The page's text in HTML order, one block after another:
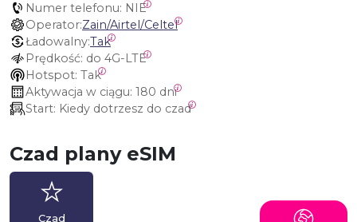
Numer telefonu: NIE
Operator:Zain/Airtel/Celtel
Ładowalny:Tak
Prędkość: do 4G-LTE
Hotspot: Tak
Aktywacja w ciągu: 180 dni
Start: Kiedy dotrzesz do czad
Czad plany eSIM
Czad